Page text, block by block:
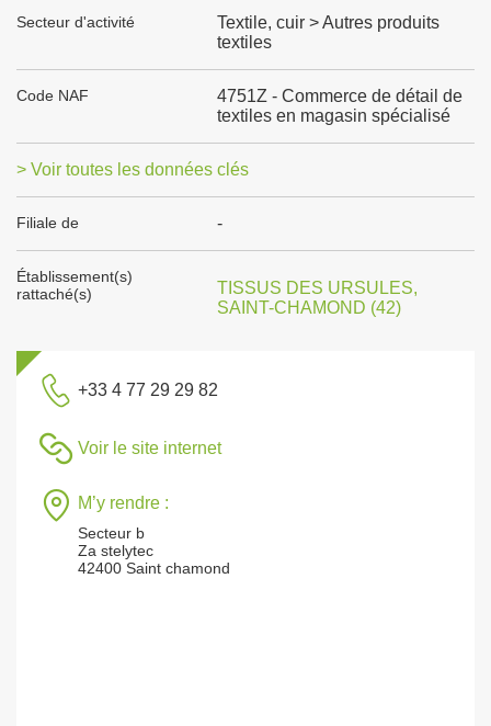
Secteur d'activité
Textile, cuir > Autres produits
textiles
Code NAF
4751Z - Commerce de détail de
textiles en magasin spécialisé
> Voir toutes les données clés
Filiale de -
Établissement(s)
rattaché(s)
TISSUS DES URSULES,
SAINT-CHAMOND (42)
+33 4 77 29 29 82
Voir le site internet
M’y rendre :
Secteur b
Za stelytec
42400 Saint chamond